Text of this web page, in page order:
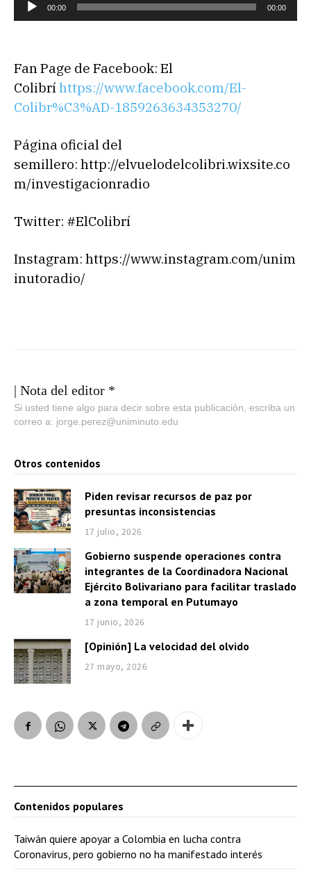
e
r
o
d
c
t
o
d
a
u
00:00 00:00
Fan Page de Facebook: El
Colibríhttps://www.facebook.com/El-
Colibr%C3%AD-1859263634353270/
Página oficial del
semillero: http://elvuelodelcolibri.wixsite.co
m/investigacionradio
Twitter: #ElColibrí
Instagram: https://www.instagram.com/unim
inutoradio/
| Nota del editor *
Si usted tiene algo para decir sobre esta publicación, escriba un
correo a: jorge.perez@uniminuto.edu
Otros contenidos
Piden revisar recursos de paz por
presuntas inconsistencias
17 julio, 2026
Gobierno suspende operaciones contra
integrantes de la Coordinadora Nacional
Ejército Bolivariano para facilitar traslado
a zona temporal en Putumayo
17 junio, 2026
[Opinión] La velocidad del olvido
27 mayo, 2026
Contenidos populares
Taiwán quiere apoyar a Colombia en lucha contra
Coronavirus, pero gobierno no ha manifestado interés